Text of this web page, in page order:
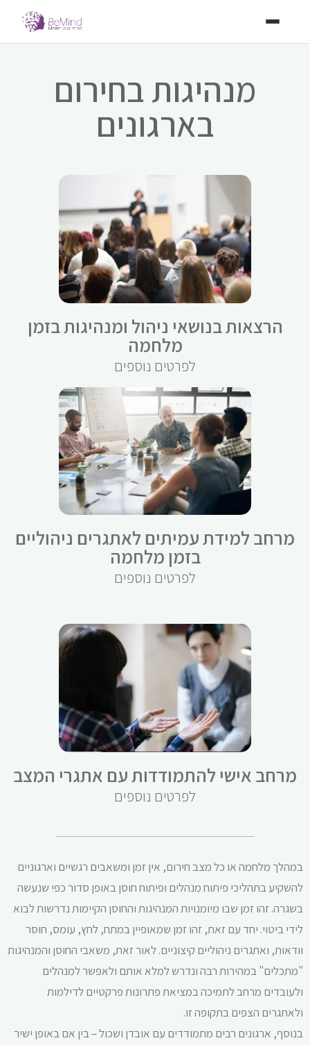
מנהיגות בחירום
בארגונים
הרצאות בנושאי ניהול ומנהיגות בזמן
מלחמה
לפרטים נוספים
מרחב למידת עמיתים לאתגרים ניהוליים
בזמן מלחמה
לפרטים נוספים
מרחב אישי להתמודדות עם אתגרי המצב
לפרטים נוספים
במהלך מלחמה או כל מצב חירום, אין זמן ומשאבים רגשיים וארגוניים
להשקיע בתהליכי פיתוח מנהלים ופיתוח חוסן באופן סדור כפי שנעשה
בשגרה. זהו זמן שבו מיומנויות המנהיגות והחוסן הקיימות נדרשות לבוא
לידי ביטוי. יחד עם זאת, זהו זמן שמאופיין במתח, לחץ, עומס, חוסר
וודאות, ואתגרים ניהוליים קיצוניים. לאור זאת, משאבי החוסן והמנהיגות
"מתכלים" במהירות רבה ונדרש למלא אותם ולאפשר למנהלים
ולעובדים מרחב לתמיכה במציאת פתרונות פרקטיים לדילמות
ולאתגרים הצפים בתקופה זו.
בנוסף, ארגונים רבים מתמודדים עם אובדן ושכול – בין אם באופן ישיר